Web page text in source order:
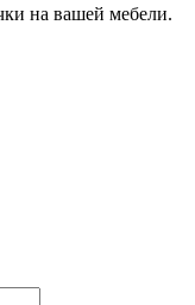
на вашей мебели.